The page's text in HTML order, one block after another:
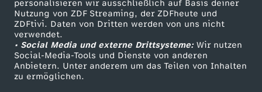
personalisieren wir ausschließlich auf Basis deiner
Nutzung von ZDF Streaming, der ZDFheute und
ZDFtivi. Daten von Dritten werden von uns nicht
verwendet.
• Social Media und externe Drittsysteme:Wir nutzen
Social-Media-Tools und Dienste von anderen
Anbietern. Unter anderem um das Teilen von Inhalten
zu ermöglichen.
e
e
d
ZDF Unternehmen
Karriere